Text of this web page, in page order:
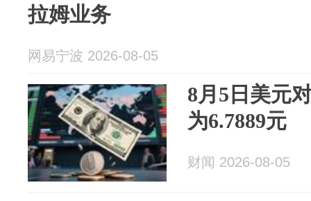
拉姆业务
网易宁波 2026-08-05
8月5日美元
为6.7889元
财闻 2026-08-05